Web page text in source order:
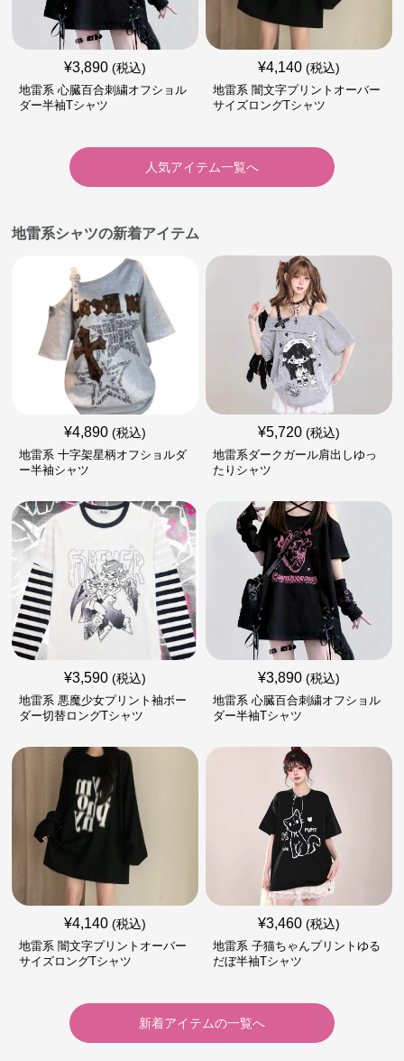
¥3,890 (税込)
地雷系 心臓百合刺繍オフショル
ダー半袖Tシャツ
¥4,140 (税込)
地雷系 闇文字プリントオーバー
サイズロングTシャツ
人気アイテム一覧へ
地雷系シャツの新着アイテム
¥4,890 (税込)
地雷系 十字架星柄オフショルダ
ー半袖シャツ
¥5,720 (税込)
地雷系ダークガール肩出しゆっ
たりシャツ
¥3,590 (税込)
地雷系 悪魔少女プリント袖ボー
ダー切替ロングTシャツ
¥3,890 (税込)
地雷系 心臓百合刺繍オフショル
ダー半袖Tシャツ
¥4,140 (税込)
地雷系 闇文字プリントオーバー
サイズロングTシャツ
¥3,460 (税込)
地雷系 子猫ちゃんプリントゆる
だぼ半袖Tシャツ
新着アイテムの一覧へ